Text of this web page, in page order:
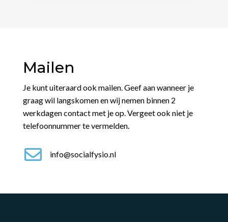
Mailen
Je kunt uiteraard ook mailen. Geef aan wanneer je
graag wil langskomen en wij nemen binnen 2
werkdagen contact met je op. Vergeet ook niet je
telefoonnummer te vermelden.
 info@socialfysio.nl